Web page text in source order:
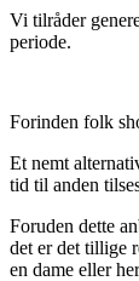
Vi tilråder
periode.
Forinden folk
Et nemt
tid til anden
Foruden dette
det er det tillige
en dame eller